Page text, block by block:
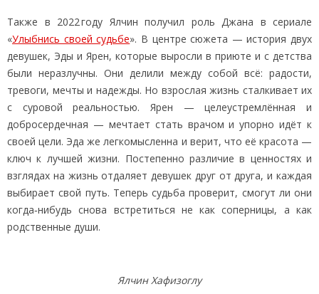
Также в 2022 году Ялчин получил роль Джана в сериале
«Улыбнись своей судьбе». В центре сюжета — история двух
девушек, Эды и Ярен, которые выросли в приюте и с детства
были неразлучны. Они делили между собой всё: радости,
тревоги, мечты и надежды. Но взрослая жизнь сталкивает их
с суровой реальностью. Ярен — целеустремлённая и
добросердечная — мечтает стать врачом и упорно идёт к
своей цели. Эда же легкомысленна и верит, что её красота —
ключ к лучшей жизни. Постепенно различие в ценностях и
взглядах на жизнь отдаляет девушек друг от друга, и каждая
выбирает свой путь. Теперь судьба проверит, смогут ли они
когда‑нибудь снова встретиться не как соперницы, а как
родственные души.
Ялчин Хафизоглу